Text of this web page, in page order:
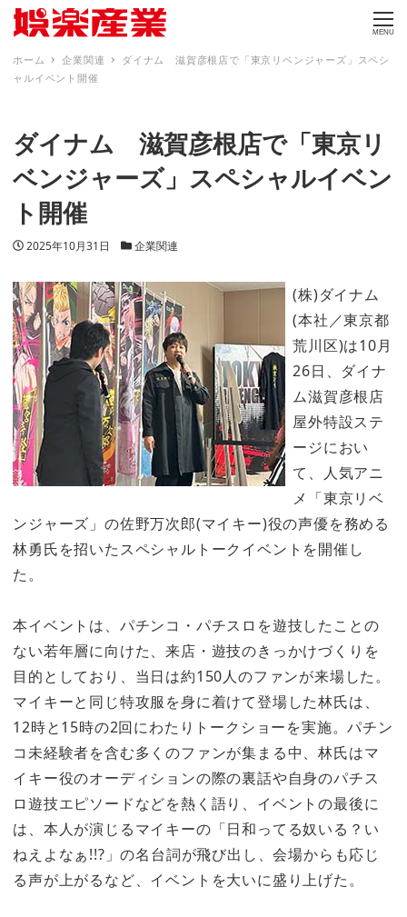
MENU
ホーム 企業関連
ダイナム 滋賀彦根店で「東京リベンジャーズ」スペシ
ャルイベント開催
ダイナム 滋賀彦根店で「東京リ
ベンジャーズ」スペシャルイベン
ト開催
投稿日
2025年10月31日 カテゴリー
企業関連
(株)ダイナム
(本社／東京都
荒川区)は10月
26日、ダイナ
ム滋賀彦根店
屋外特設ステ
ージにおい
て、人気アニ
メ「東京リベ
ンジャーズ」の佐野万次郎(マイキー)役の声優を務める
林勇氏を招いたスペシャルトークイベントを開催し
た。
本イベントは、パチンコ・パチスロを遊技したことの
ない若年層に向けた、来店・遊技のきっかけづくりを
目的としており、当日は約150人のファンが来場した。
マイキーと同じ特攻服を身に着けて登場した林氏は、
12時と15時の2回にわたりトークショーを実施。パチン
コ未経験者を含む多くのファンが集まる中、林氏はマ
イキー役のオーディションの際の裏話や自身のパチス
ロ遊技エピソードなどを熱く語り、イベントの最後に
は、本人が演じるマイキーの「日和ってる奴いる？い
ねえよなぁ!!?」の名台詞が飛び出し、会場からも応じ
る声が上がるなど、イベントを大いに盛り上げた。